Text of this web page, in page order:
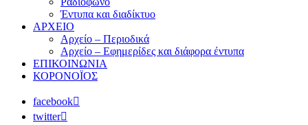
Έντυπα και διαδίκτυο
ΑΡΧΕΙΟ
Αρχείο – Περιοδικά
Αρχείο – Εφημερίδες και διάφορα έντυπα
ΕΠΙΚΟΙΝΩΝΙΑ
ΚΟΡΟΝΟΪΟΣ
facebook
twitter